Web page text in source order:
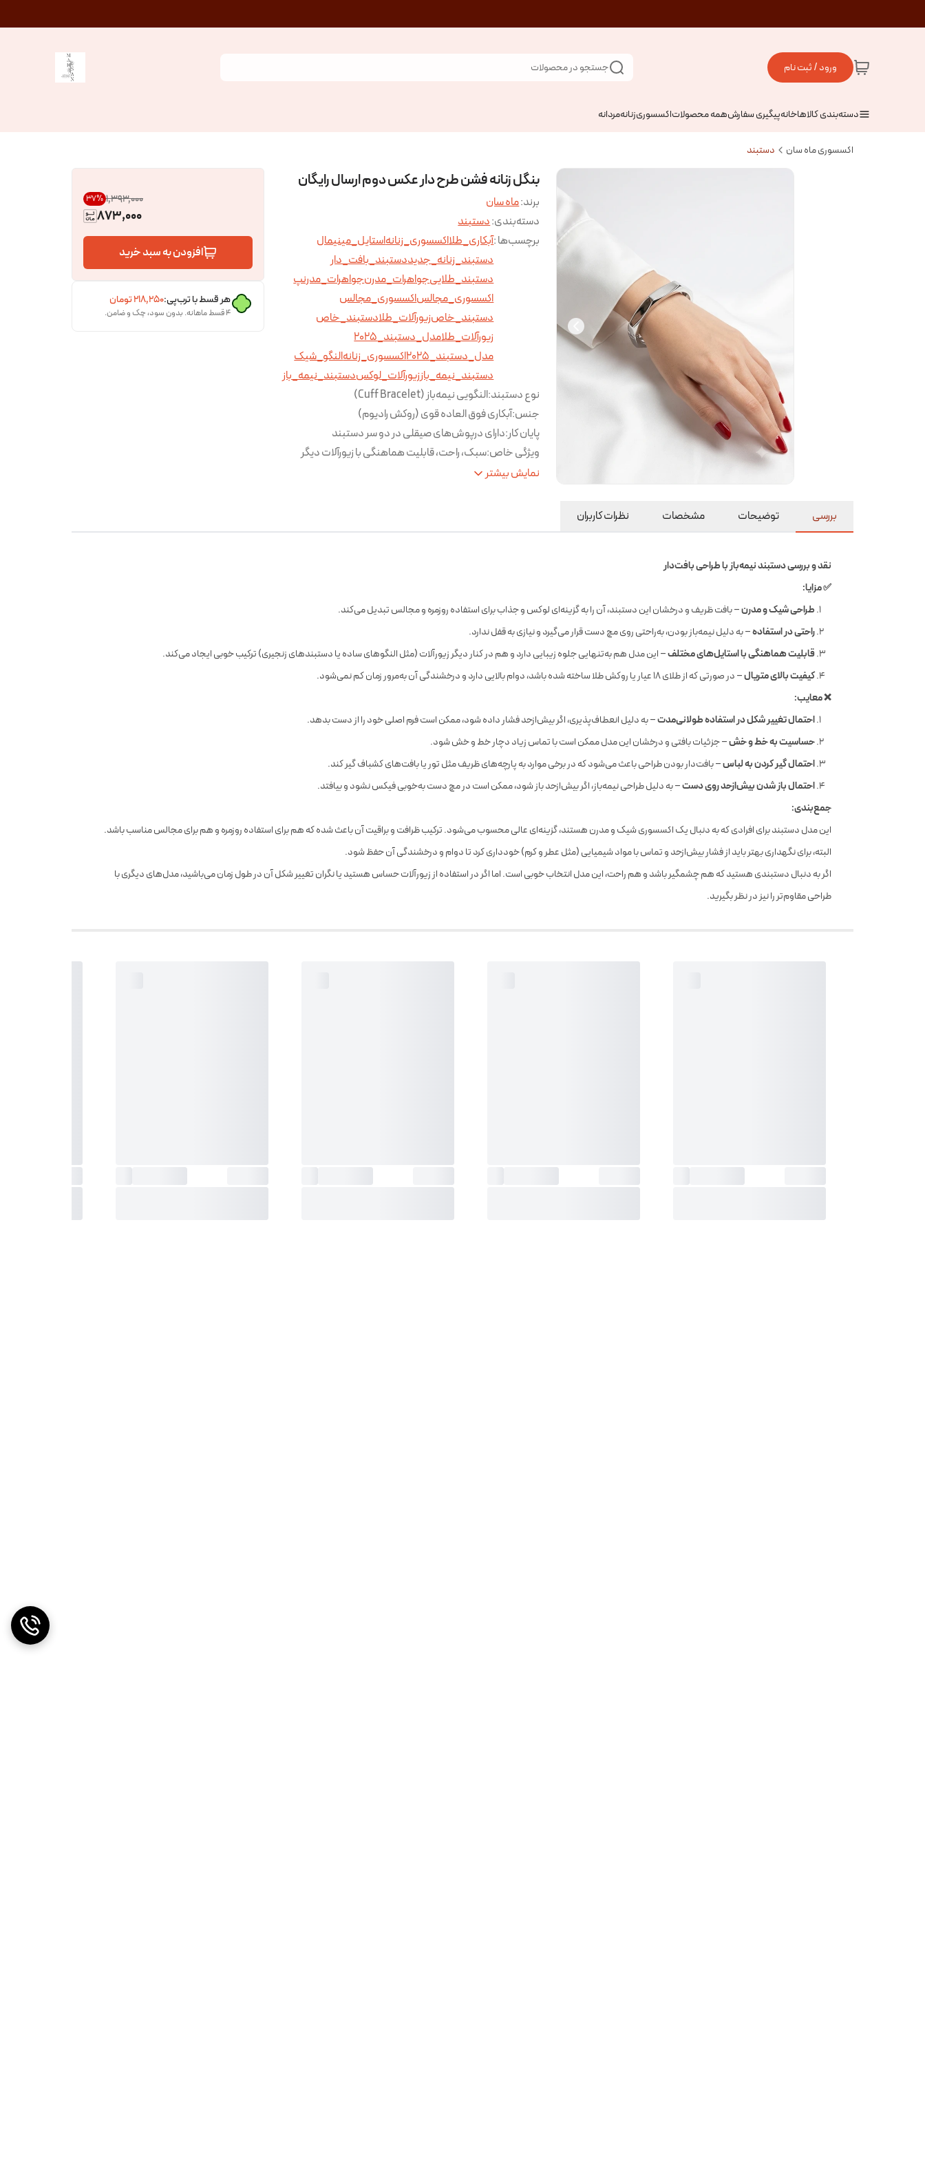
ورود / ثبت نام جستجو در محصولات
دسته‌بندی کالاهاخانهپیگیری سفارشهمه محصولاتاکسسوریزنانهمردانه
اکسسوری ماه سان دستبند
بنگل زنانه فشن طرح دار عکس دوم ارسال رایگان
برند:ماه سان
دسته‌بندی:دستبند
برچسب‌ها :آبکاری_طلااکسسوری_زنانهاستایل_مینیمال
دستبند_زنانه_جدیددستبند_بافت_دار
دستبند_طلاییجواهرات_مدرنجواهرات_مدرنپ
اکسسوری_مجالساکسسوری_مجالس
دستبند_خاصزیورآلات_طلادستبند_خاص
زیورآلات_طلامدل_دستبند_2025
مدل_دستبند_2025
اکسسوری_زنانهالنگو_شیک
دستبند_نیمه_باززیورآلات_لوکسدستبند_نیمه_باز
نوع دستبند:النگویی نیمه‌باز (Cuff Bracelet)
جنس:آبکاری فوق العاده قوی (روکش رادیوم)
پایان کار:دارای درپوش‌های صیقلی در دو سر دستبند
ویژگی خاص:سبک، راحت، قابلیت هماهنگی با زیورآلات دیگر
قطر داخلی:۵.۵ الی ۶.۵ سانتی‌متر
مناسب برای:استفاده روزمره، مهمانی‌ها، استایل مینیمال و لوکس
نمایش بیشتر
۱٬۳۹۳٬۰۰۰ 37%
873,000
افزودن به سبد خرید
هر قسط با ترب‌پی:۲۱۸٬۲۵۰تومان
۴ قسط ماهانه. بدون سود، چک و ضامن.
بررسی توضیحات مشخصات نظرات کاربران
نقد و بررسی دستبند نیمه‌باز با طراحی بافت‌دار
✅ مزایا:
طراحی شیک و مدرن– بافت ظریف و درخشان این دستبند، آن را به گزینه‌ای لوکس و جذاب برای استفاده روزمره و مجالس تبدیل می‌کند.
راحتی در استفاده– به دلیل نیمه‌باز بودن، به‌راحتی روی مچ دست قرار می‌گیرد و نیازی به قفل ندارد.
قابلیت هماهنگی با استایل‌های مختلف– این مدل هم به‌تنهایی جلوه زیبایی دارد و هم در کنار دیگر زیورآلات (مثل النگوهای ساده یا دستبندهای زنجیری) ترکیب خوبی ایجاد می‌کند.
کیفیت بالای متریال– در صورتی که از طلای ۱۸ عیار یا روکش طلا ساخته شده باشد، دوام بالایی دارد و درخشندگی آن به‌مرور زمان کم نمی‌شود.
❌ معایب:
احتمال تغییر شکل در استفاده طولانی‌مدت– به دلیل انعطاف‌پذیری، اگر بیش‌ازحد فشار داده شود، ممکن است فرم اصلی خود را از دست بدهد.
حساسیت به خط و خش– جزئیات بافتی و درخشان این مدل ممکن است با تماس زیاد دچار خط و خش شود.
احتمال گیر کردن به لباس– بافت‌دار بودن طراحی باعث می‌شود که در برخی موارد به پارچه‌های ظریف مثل تور یا بافت‌های کشباف گیر کند.
احتمال باز شدن بیش‌ازحد روی دست– به دلیل طراحی نیمه‌باز، اگر بیش‌ازحد باز شود، ممکن است در مچ دست به‌خوبی فیکس نشود و بیافتد.
جمع‌بندی:
این مدل دستبند برای افرادی که به دنبال یک اکسسوری شیک و مدرن هستند، گزینه‌ای عالی محسوب می‌شود. ترکیب ظرافت و براقیت آن باعث شده که هم برای استفاده روزمره و هم برای مجالس مناسب باشد.
البته، برای نگهداری بهتر باید از فشار بیش‌ازحد و تماس با مواد شیمیایی (مثل عطر و کرم) خودداری کرد تا دوام و درخشندگی آن حفظ شود.
اگر به دنبال دستبندی هستید که هم چشمگیر باشد و هم راحت، این مدل انتخاب خوبی است. اما اگر در استفاده از زیورآلات حساس هستید یا نگران تغییر شکل آن در طول زمان می‌باشید، مدل‌های دیگری با
طراحی مقاوم‌تر را نیز در نظر بگیرید.